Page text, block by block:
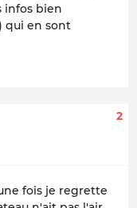
infos bien
qui en sont
2
fois je regrette